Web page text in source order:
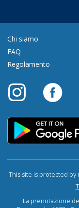
Chi siamo
FAQ
Regolamento
This site is protected by
La prenotazione